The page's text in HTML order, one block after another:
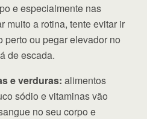
e especialmente nas
muito a rotina, tente evitar ir
perto ou pegar elevador no
de escada.
e verduras: alimentos
sódio e vitaminas vão
no seu corpo e